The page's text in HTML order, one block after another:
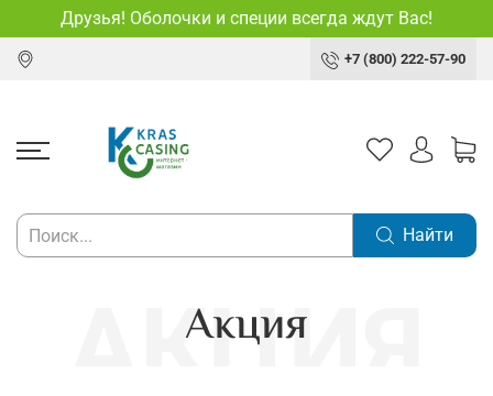
Друзья! Оболочки и специи всегда ждут Вас!
+7 (800) 222-57-90
Найти
Акция